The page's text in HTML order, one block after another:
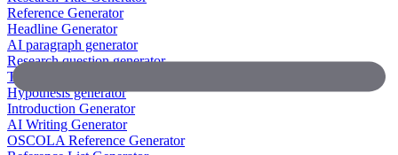
Reference Generator
Headline Generator
AI paragraph generator
Research question generator
Thesis paragraph generator
Hypothesis generator
Introduction Generator
AI Writing Generator
OSCOLA Reference Generator